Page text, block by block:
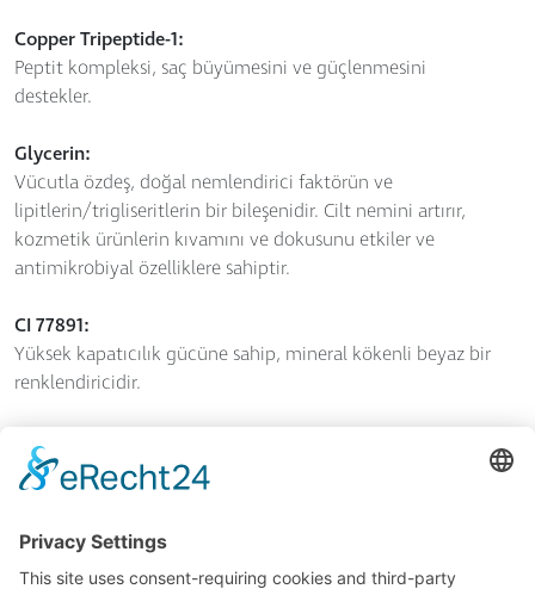
Copper Tripeptide-1:
Peptit kompleksi, saç büyümesini ve güçlenmesini
destekler.
Glycerin:
Vücutla özdeş, doğal nemlendirici faktörün ve
lipitlerin/trigliseritlerin bir bileşenidir. Cilt nemini artırır,
kozmetik ürünlerin kıvamını ve dokusunu etkiler ve
antimikrobiyal özelliklere sahiptir.
CI 77891:
Yüksek kapatıcılık gücüne sahip, mineral kökenli beyaz bir
renklendiricidir.
CI 77492:
Demir oksit, sarı, mineral pigment
Demir oksit, kırmızı, mineral pigment